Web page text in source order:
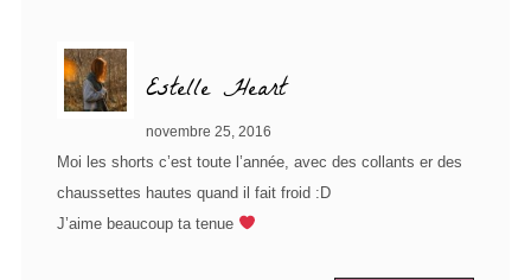
Estelle Heart
novembre 25, 2016
Moi les shorts c’est toute l’année, avec des collants er des
chaussettes hautes quand il fait froid :D
J’aime beaucoup ta tenue